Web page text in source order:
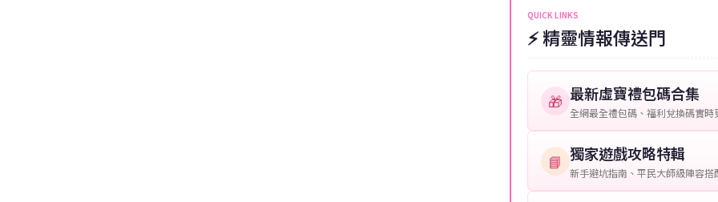
購買截圖：所購買商品的截圖以
提供這些信息能幫助我們更快地
QUICK LINKS
⚡ 精靈情報傳送門
🎁 最新虛寶禮包碼合集
全網最全禮包碼、福利兌換碼實時
📘 獨家遊戲攻略特輯
新手避坑指南、平民大師級陣容搭